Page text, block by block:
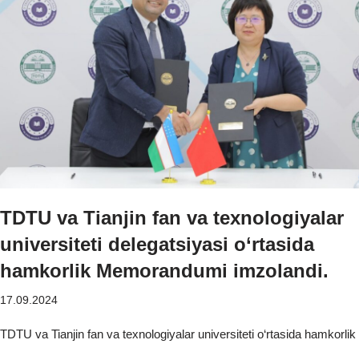
TDTU va Tianjin fan va texnologiyalar
universiteti delegatsiyasi o‘rtasida
hamkorlik Memorandumi imzolandi.
17.09.2024
TDTU va Tianjin fan va texnologiyalar universiteti o‘rtasida hamkorlik